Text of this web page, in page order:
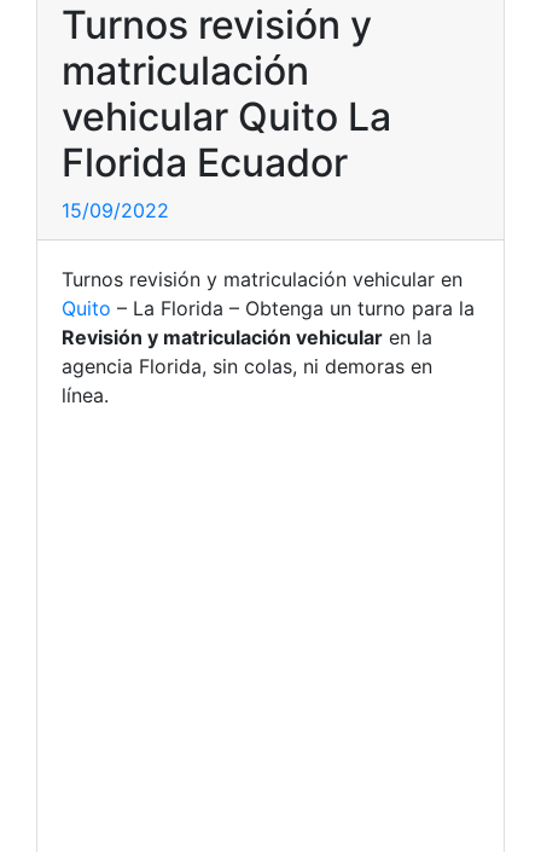
Turnos revisión y
matriculación
vehicular Quito La
Florida Ecuador
15/09/2022
Turnos revisión y matriculación vehicular en
Quito – La Florida – Obtenga un turno para la
Revisión y matriculación vehicular en la
agencia Florida, sin colas, ni demoras en
línea.